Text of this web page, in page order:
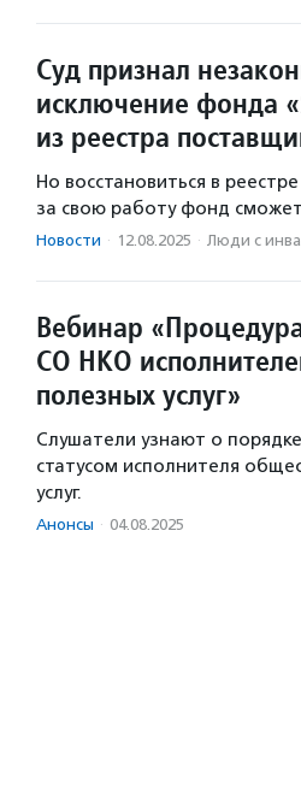
Суд признал
исключение фонда
из реестра
Но восстановиться в
за свою работу фонд сможет
Новости · 12.08.2025 · Люди с
Вебинар
СО НКО
полезных услуг»
Слушатели узнают о
статусом исполнителя
услуг.
Анонсы · 04.08.2025